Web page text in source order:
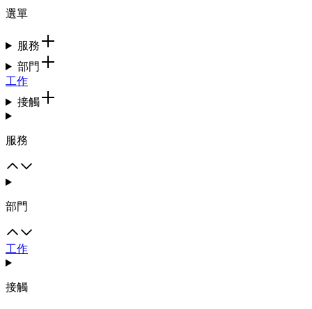
選單
服務
部門
工作
接觸
服務
部門
工作
接觸